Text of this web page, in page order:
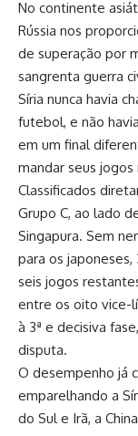
No continente
Rússia nos
de superação por
sangrenta guerra
Síria nunca havia
futebol, e não
em um final
mandar seus jogos
Classificados
Grupo C, ao lado
Singapura. Sem
para os
seis jogos
entre os oito vice-
à 3ª e decisiva
disputa.
O desempenho já
emparelhando a
do Sul e Irã, a